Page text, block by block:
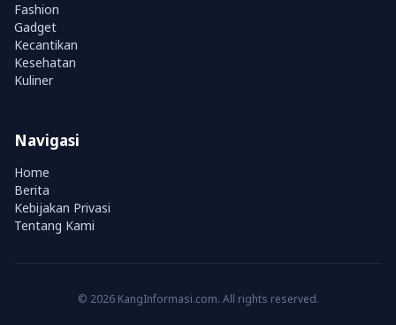
Fashion
Gadget
Kecantikan
Kesehatan
Kuliner
Navigasi
Home
Berita
Kebijakan Privasi
Tentang Kami
© 2026 KangInformasi.com. All rights reserved.